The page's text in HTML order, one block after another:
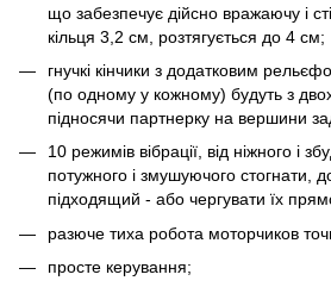
що забезпечує дійсно вражаючу і
кільця 3,2 см, розтягується до 4 см;
гнучкі кінчики з додатковим
(по одному у кожному) будуть з двох
підносячи партнерку на вершини
10 режимів вібрації, від ніжного і
потужного і змушуючого стогнати,
підходящий - або чергувати їх
разюче тиха робота моторчиков
просте керування;